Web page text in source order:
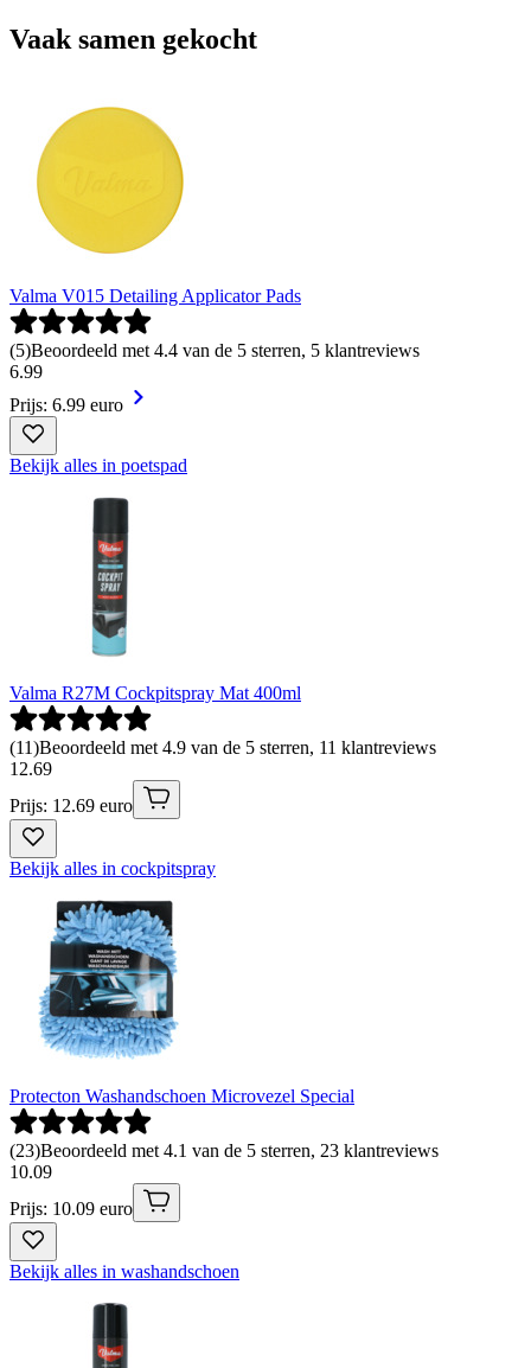
Vaak samen gekocht
Valma V015 Detailing Applicator Pads
(5)Beoordeeld met 4.4 van de 5 sterren, 5 klantreviews
6.99
Prijs: 6.99 euro
Bekijk alles in poetspad
Valma R27M Cockpitspray Mat 400ml
(11)Beoordeeld met 4.9 van de 5 sterren, 11 klantreviews
12.69
Prijs: 12.69 euro
Bekijk alles in cockpitspray
Protecton Washandschoen Microvezel Special
(23)Beoordeeld met 4.1 van de 5 sterren, 23 klantreviews
10.09
Prijs: 10.09 euro
Bekijk alles in washandschoen